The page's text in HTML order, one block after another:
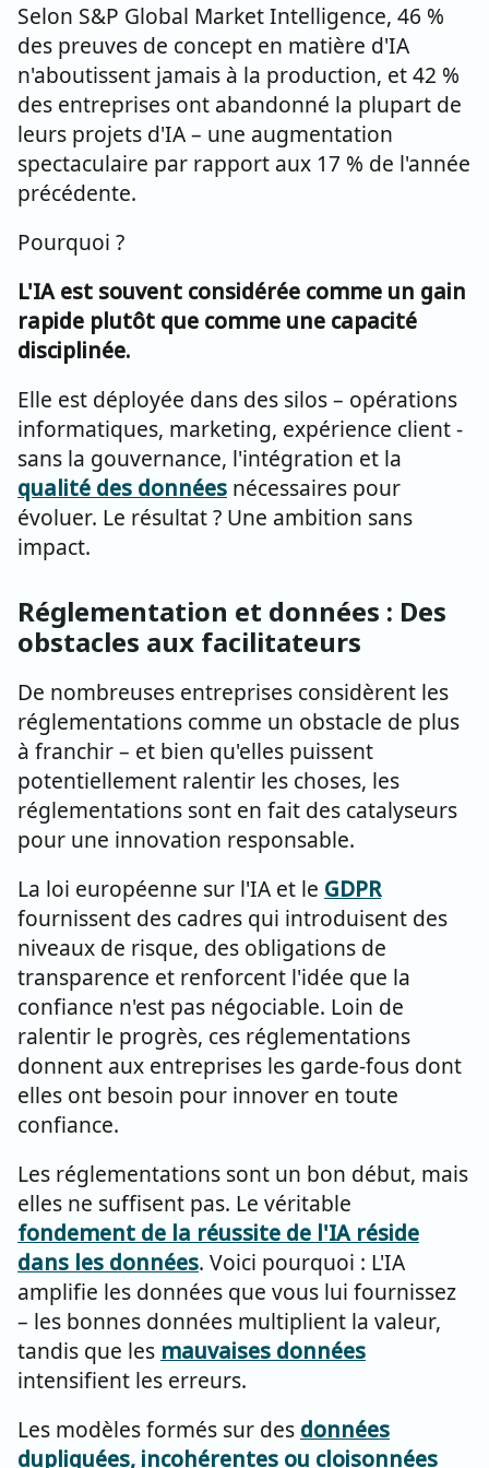
Selon S&P Global Market Intelligence, 46 %
des preuves de concept en matière d'IA
n'aboutissent jamais à la production, et 42 %
des entreprises ont abandonné la plupart de
leurs projets d'IA – une augmentation
spectaculaire par rapport aux 17 % de l'année
précédente.
Pourquoi ?
L'IA est souvent considérée comme un gain
rapide plutôt que comme une capacité
disciplinée.
Elle est déployée dans des silos – opérations
informatiques, marketing, expérience client -
sans la gouvernance, l'intégration et la
qualité des données nécessaires pour
évoluer. Le résultat ? Une ambition sans
impact.
Réglementation et données : Des
obstacles aux facilitateurs
De nombreuses entreprises considèrent les
réglementations comme un obstacle de plus
à franchir – et bien qu'elles puissent
potentiellement ralentir les choses, les
réglementations sont en fait des catalyseurs
pour une innovation responsable.
La loi européenne sur l'IA et le GDPR
fournissent des cadres qui introduisent des
niveaux de risque, des obligations de
transparence et renforcent l'idée que la
confiance n'est pas négociable. Loin de
ralentir le progrès, ces réglementations
donnent aux entreprises les garde-fous dont
elles ont besoin pour innover en toute
confiance.
Les réglementations sont un bon début, mais
elles ne suffisent pas. Le véritable
fondement de la réussite de l'IA réside
dans les données. Voici pourquoi : L'IA
amplifie les données que vous lui fournissez
– les bonnes données multiplient la valeur,
tandis que les mauvaises données
intensifient les erreurs.
Les modèles formés sur des données
dupliquées, incohérentes ou cloisonnées